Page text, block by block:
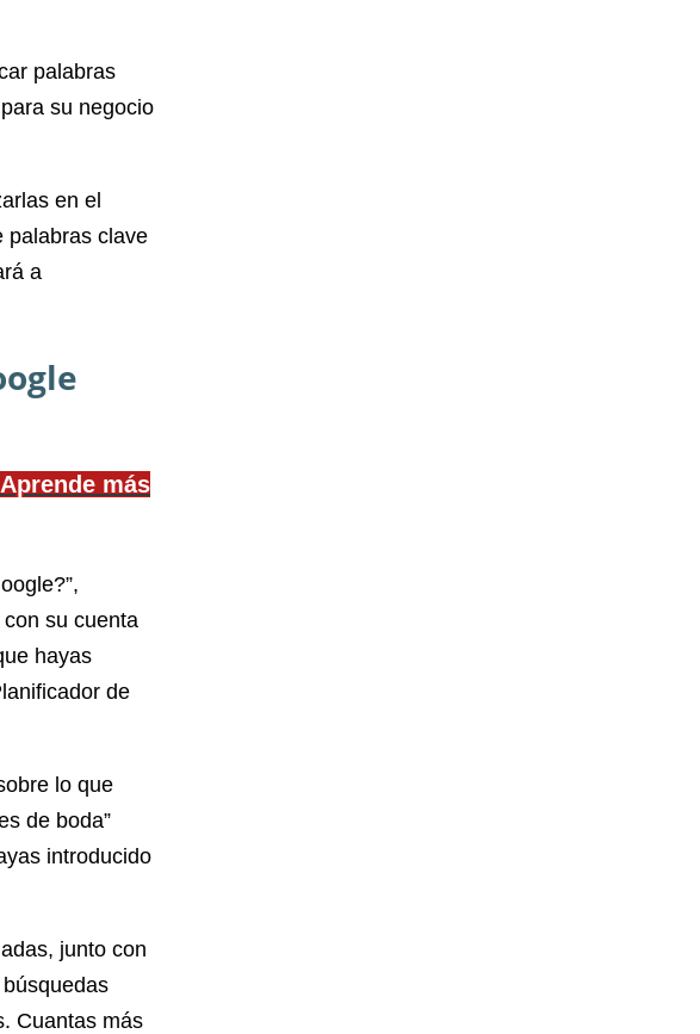
palabras
su negocio
en el
palabras clave
a
Aprende más
su cuenta
hayas
de
lo que
de boda”
introducido
junto con
Cuantas más